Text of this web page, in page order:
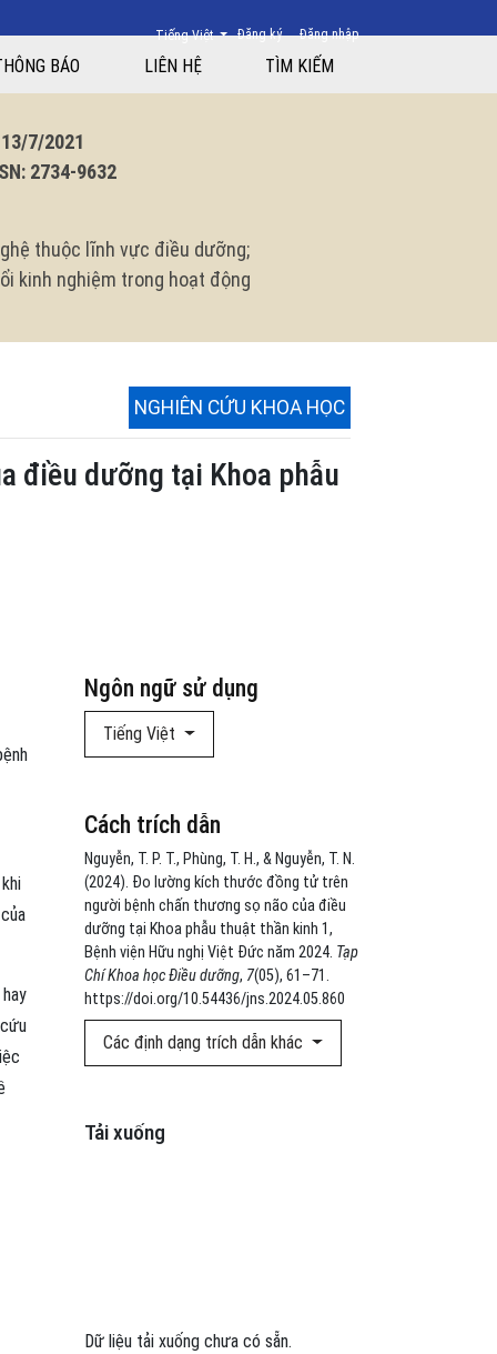
Đăng ký Đăng nhập
Thay đổi ngôn ngữ. Ngôn ngữ hiện tại là:
Tiếng Việt
BÁO LIÊN HỆ TÌM KIẾM
7/2021
2734-9632
thuộc lĩnh vực điều dưỡng;
kinh nghiệm trong hoạt động
NGHIÊN CỨU KHOA HỌC
điều dưỡng tại Khoa phẫu
Ngôn ngữ sử dụng
Tiếng Việt
Cách trích dẫn
Nguyễn, T. P. T., Phùng, T. H., & Nguyễn, T. N.
(2024). Đo lường kích thước đồng tử trên
người bệnh chấn thương sọ não của điều
dưỡng tại Khoa phẫu thuật thần kinh 1,
Bệnh viện Hữu nghị Việt Đức năm 2024. Tạp
Chí Khoa học Điều dưỡng, 7(05), 61–71.
https://doi.org/10.54436/jns.2024.05.860
Các định dạng trích dẫn khác
Tải xuống
Dữ liệu tải xuống chưa có sẵn.